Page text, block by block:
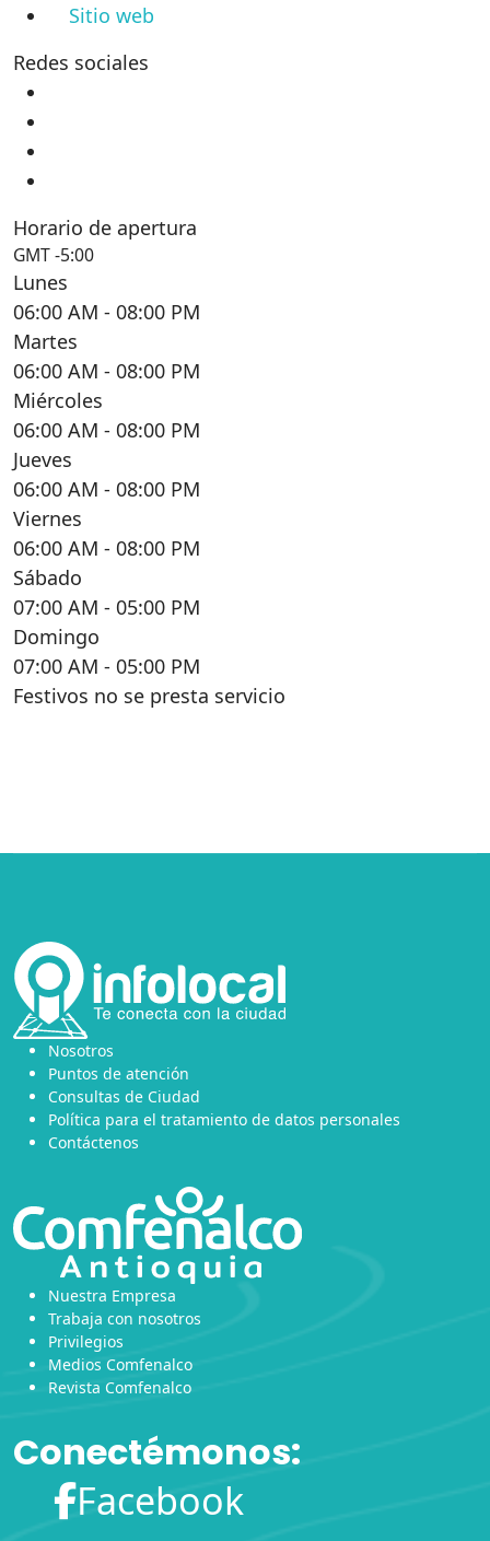
Sitio web
Redes sociales
Horario de apertura
GMT -5:00
Lunes
06:00 AM - 08:00 PM
Martes
06:00 AM - 08:00 PM
Miércoles
06:00 AM - 08:00 PM
Jueves
06:00 AM - 08:00 PM
Viernes
06:00 AM - 08:00 PM
Sábado
07:00 AM - 05:00 PM
Domingo
07:00 AM - 05:00 PM
Festivos no se presta servicio
Nosotros
Puntos de atención
Consultas de Ciudad
Política para el tratamiento de datos personales
Contáctenos
Nuestra Empresa
Trabaja con nosotros
Privilegios
Medios Comfenalco
Revista Comfenalco
Conectémonos:
Facebook